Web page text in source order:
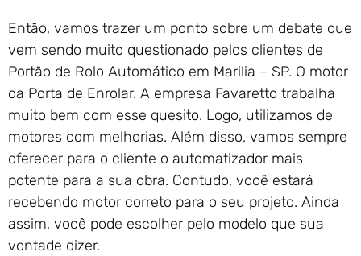
Então, vamos trazer um ponto sobre um debate que
vem sendo muito questionado pelos clientes de
Portão de Rolo Automático em Marilia – SP. O motor
da Porta de Enrolar. A empresa Favaretto trabalha
muito bem com esse quesito. Logo, utilizamos de
motores com melhorias. Além disso, vamos sempre
oferecer para o cliente o automatizador mais
potente para a sua obra. Contudo, você estará
recebendo motor correto para o seu projeto. Ainda
assim, você pode escolher pelo modelo que sua
vontade dizer.